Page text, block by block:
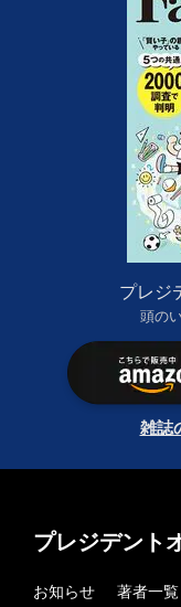
プレジ
頭の
雑誌
プレジデント
お知らせ 著者一覧